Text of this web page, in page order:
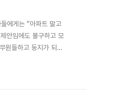
에게는 “아파트 말고
안임에도 불구하고 모
원들하고 동지가 되려